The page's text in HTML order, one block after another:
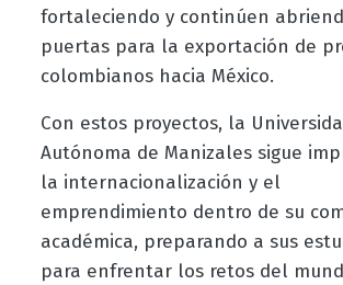
fortaleciendo y continúen
puertas para la exportación de
colombianos hacia México.
Con estos proyectos, la
Autónoma de Manizales sigue
la internacionalización y el
emprendimiento dentro de su
académica, preparando a sus
para enfrentar los retos del